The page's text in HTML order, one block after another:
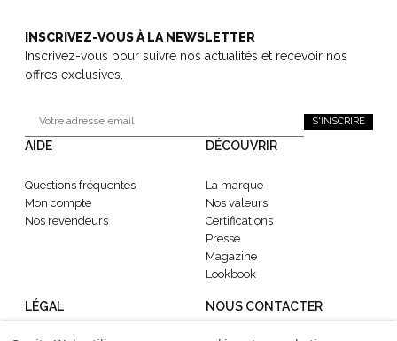
INSCRIVEZ-VOUS À LA NEWSLETTER
Inscrivez-vous pour suivre nos actualités et recevoir nos
offres exclusives.
S'INSCRIRE
AIDE
Questions fréquentes
Mon compte
Nos revendeurs
DÉCOUVRIR
La marque
Nos valeurs
Certifications
Presse
Magazine
Lookbook
LÉGAL NOUS CONTACTER